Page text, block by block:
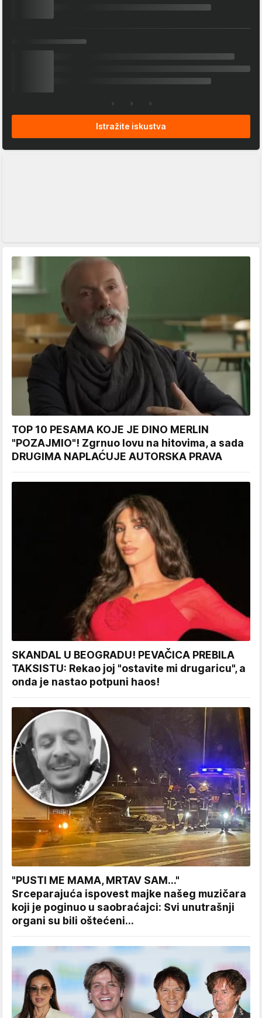
Istražite iskustva
TOP 10 PESAMA KOJE JE DINO MERLIN
"POZAJMIO"! Zgrnuo lovu na hitovima, a sada
DRUGIMA NAPLAĆUJE AUTORSKA PRAVA
SKANDAL U BEOGRADU! PEVAČICA PREBILA
TAKSISTU: Rekao joj "ostavite mi drugaricu", a
onda je nastao potpuni haos!
"PUSTI ME MAMA, MRTAV SAM..."
Srceparajuća ispovest majke našeg muzičara
koji je poginuo u saobraćajci: Svi unutrašnji
organi su bili oštećeni...